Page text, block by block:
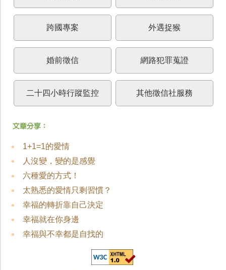
跨國專案 外遇捉猴
婚前徵信 網路犯罪蒐證
二十四小時行蹤監控 其他徵信社服務
1+1=1的愛情
人沒變，變的是感覺
六種愛的方式！
太熟悉的愛情只剩習慣？
幸福的轉折靠自己決定
幸福就在你身邊
幸福與不幸都是自找的